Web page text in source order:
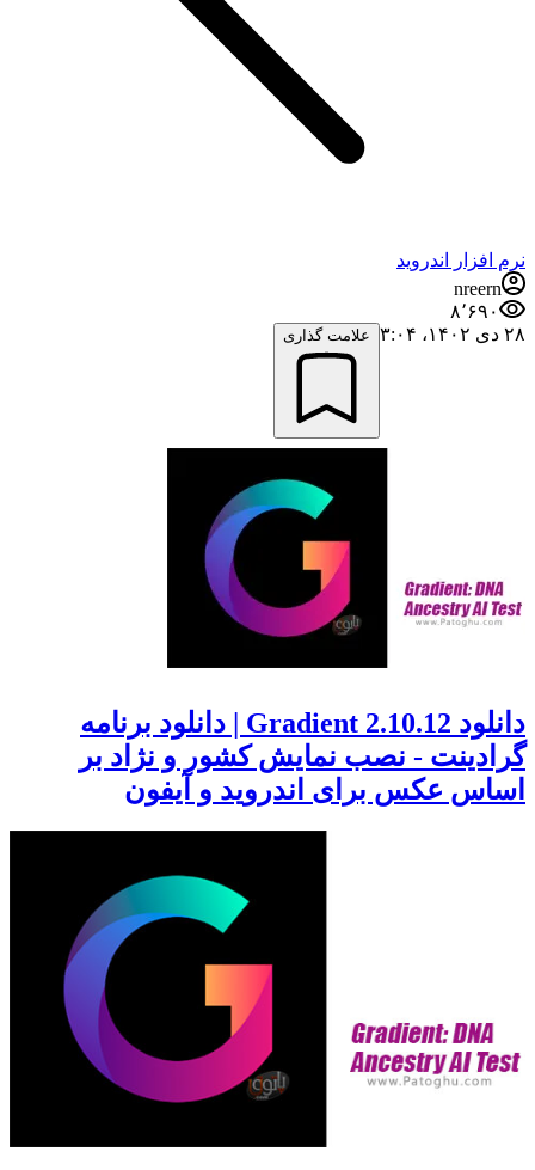
نرم افزار اندروید
nreern
۸٬۶۹۰
۲۸ دی ۱۴۰۲،‏ ۳:۰۴
علامت گذاری
دانلود 2.10.12 Gradient | دانلود برنامه
گرادینت - نصب نمایش کشور و نژاد بر
اساس عکس برای اندروید و آیفون